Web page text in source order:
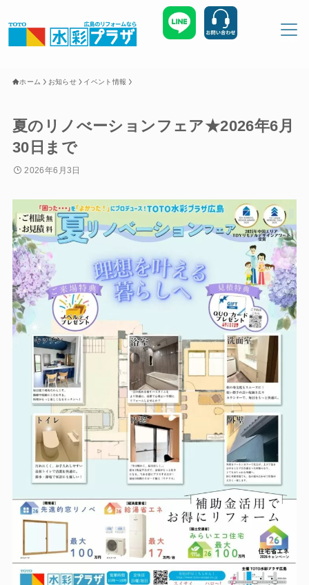
ホーム お知らせ
お客様の声
会社概要
お問い合わせ
LINEで相談・見積り
お客様アンケートフォーム
ホーム お知らせ イベント情報
夏のリノべーションフェア★2026年6月
30日まで
2026年6月3日